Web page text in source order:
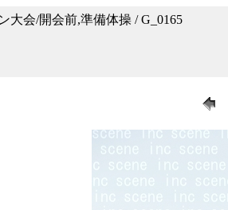
会/開会前,準備体操 / G_0165